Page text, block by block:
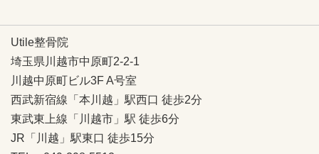
Utile整骨院
埼玉県川越市中原町2-2-1
川越中原町ビル3F A号室
西武新宿線「本川越」駅西口 徒歩2分
東武東上線「川越市」駅 徒歩6分
JR「川越」駅東口 徒歩15分